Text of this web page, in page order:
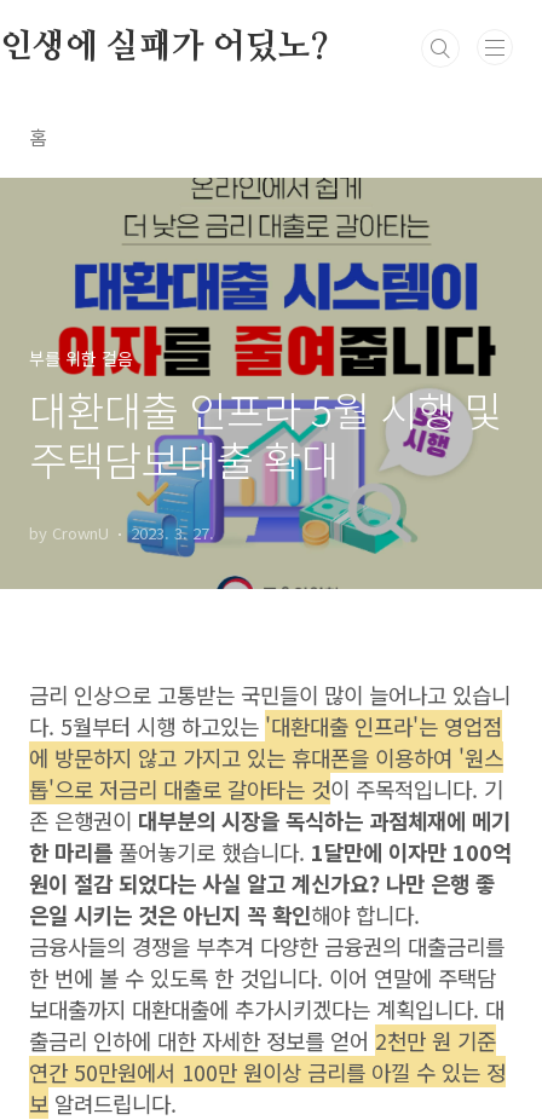
인생에 실패가 어딨노?
홈
부를 위한 걸음
대환대출 인프라 5월 시행 및
주택담보대출 확대
by CrownU 2023. 3. 27.
금리 인상으로 고통받는 국민들이 많이 늘어나고 있습니
다. 5월부터 시행 하고있는 '대환대출 인프라'는 영업점
에 방문하지 않고 가지고 있는 휴대폰을 이용하여 '원스
톱'으로 저금리 대출로 갈아타는 것이 주목적입니다. 기
존 은행권이 대부분의 시장을 독식하는 과점체재에 메기
한 마리를 풀어놓기로 했습니다. 1달만에 이자만 100억
원이 절감 되었다는 사실 알고 계신가요? 나만 은행 좋
은일 시키는 것은 아닌지 꼭 확인해야 합니다.
금융사들의 경쟁을 부추겨 다양한 금융권의 대출금리를
한 번에 볼 수 있도록 한 것입니다. 이어 연말에 주택담
보대출까지 대환대출에 추가시키겠다는 계획입니다. 대
출금리 인하에 대한 자세한 정보를 얻어 2천만 원 기준
연간 50만원에서 100만 원이상 금리를 아낄 수 있는 정
보 알려드립니다.